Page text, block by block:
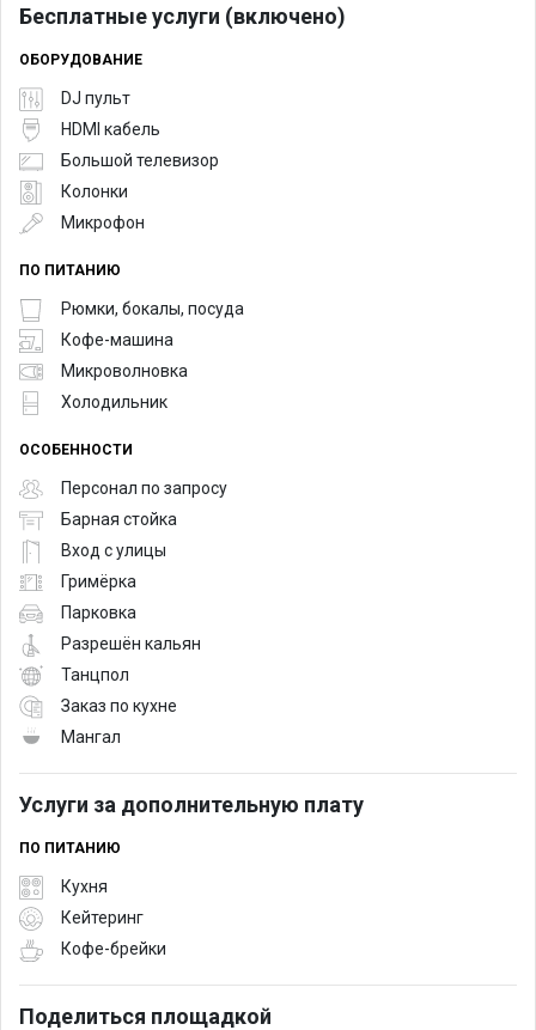
Бесплатные услуги (включено)
ОБОРУДОВАНИЕ
DJ пульт
HDMI кабель
Большой телевизор
Колонки
Микрофон
ПО ПИТАНИЮ
Рюмки, бокалы, посуда
Кофе-машина
Микроволновка
Холодильник
ОСОБЕННОСТИ
Персонал по запросу
Барная стойка
Вход с улицы
Гримёрка
Парковка
Разрешён кальян
Танцпол
Заказ по кухне
Мангал
Услуги за дополнительную плату
ПО ПИТАНИЮ
Кухня
Кейтеринг
Кофе-брейки
Поделиться площадкой